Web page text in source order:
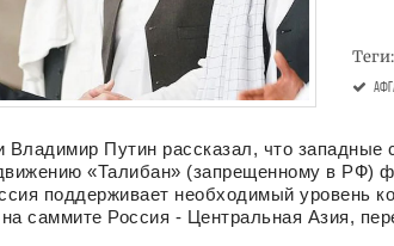
Теги:
Владимир Путин рассказал, что
«Талибан» (запрещенному в РФ)
поддерживает необходимый уровень
саммите Россия - Центральная Азия,